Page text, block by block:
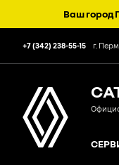
Ваш город
+7 (342) 238-55-15 г.